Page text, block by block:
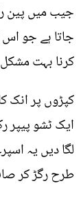
جیب میں پین
جاتا ہے جو اس
کرنا بہت مشکل
کپڑوں پر انک
ایک ٹشو پیپر
لگا دیں یہ
طرح رگڑ کر